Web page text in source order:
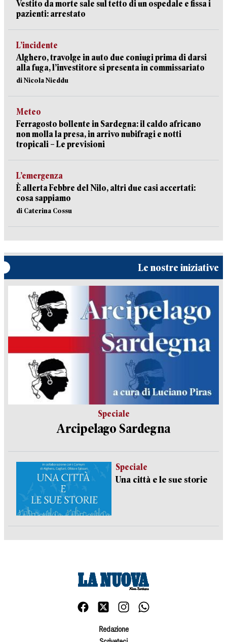
Vestito da morte sale sul tetto di un ospedale e fissa i
pazienti: arrestato
L’incidente
Alghero, travolge in auto due coniugi prima di darsi
alla fuga, l’investitore si presenta in commissariato
di Nicola Nieddu
Meteo
Ferragosto bollente in Sardegna: il caldo africano
non molla la presa, in arrivo nubifragi e notti
tropicali – Le previsioni
L’emergenza
È allerta Febbre del Nilo, altri due casi accertati:
cosa sappiamo
di Caterina Cossu
Le nostre iniziative
Speciale
Arcipelago Sardegna
Speciale
Una città e le sue storie
Redazione